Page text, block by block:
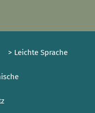
> Leichte Sprache